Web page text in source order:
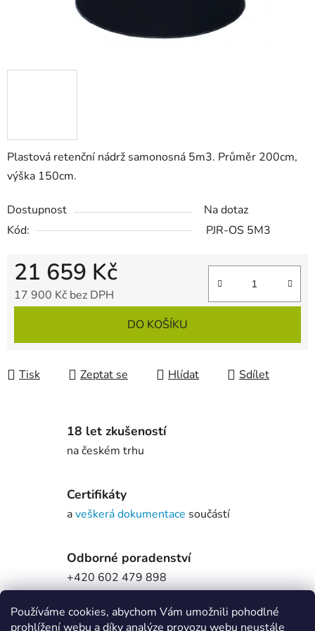
Používáme cookies, abychom Vám umožnili pohodlné
prohlížení webu a díky analýze provozu webu neustále
Plastová retenční nádrž samonosná 5m3. Průměr 200cm,
výška 150cm.
Dostupnost
Na dotaz
Kód:
PJR-OS 5M3
21 659 Kč
17 900 Kč bez DPH
DO KOŠÍKU
Tisk Zeptat se Hlídat Sdílet
18 let zkušeností
na českém trhu
Certifikáty
aveškerá dokumentace součástí
Odborné poradenství
+420 602 479 898